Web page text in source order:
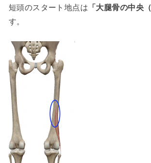
短頭のスタート地点は 「大腿骨の中央
す。